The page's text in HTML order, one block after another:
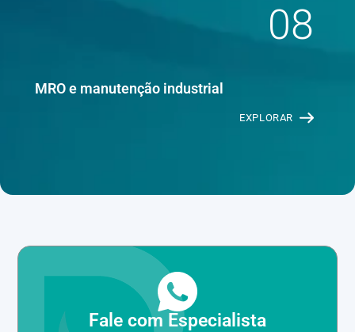
08
MRO e manutenção industrial
EXPLORAR
Fale com Especialista